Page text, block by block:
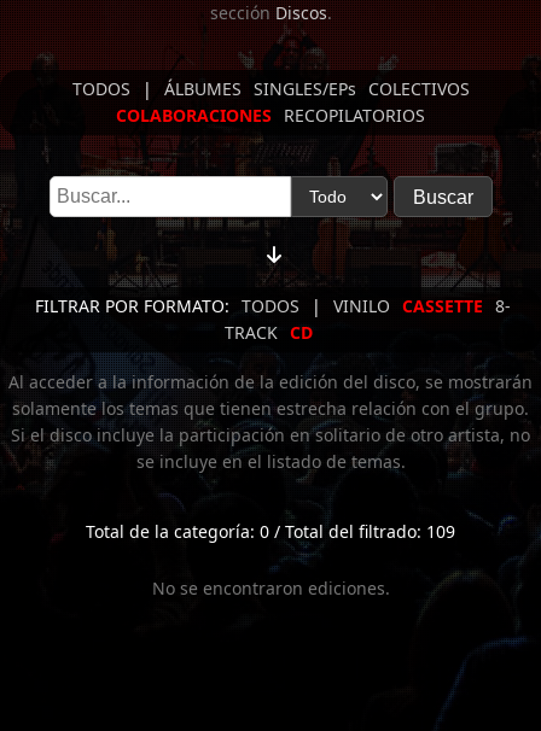
secciónDiscos.
TODOS | ÁLBUMES SINGLES/EPs
COLECTIVOS
COLABORACIONES
RECOPILATORIOS
FILTRAR POR FORMATO: TODOS | VINILO CASSETTE 8-
TRACK CD
Al acceder a la información de la edición del disco, se mostrarán
solamente los temas que tienen estrecha relación con el grupo.
Si el disco incluye la participación en solitario de otro artista, no
se incluye en el listado de temas.
Total de la categoría: 0 / Total del filtrado: 109
No se encontraron ediciones.